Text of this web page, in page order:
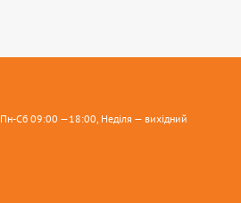
Пн-Сб 09:00 —18:00, Неділя — вихідний